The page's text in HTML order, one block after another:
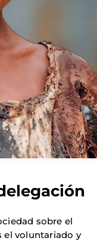
sobre el
el voluntariado y